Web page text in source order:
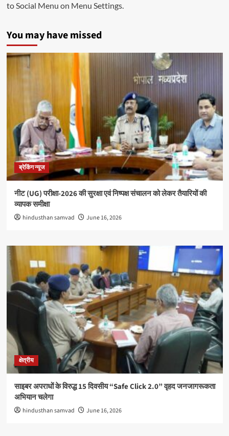
to Social Menu on Menu Settings.
You may have missed
ब्रेकिंग न्यूज
नीट (UG) परीक्षा-2026 की सुरक्षा एवं निष्पक्ष संचालन को लेकर तैयारियों की
व्यापक समीक्षा
hindusthan samvad June 16, 2026
क्षेत्रीय
साइबर अपराधों के विरुद्ध 15 दिवसीय “Safe Click 2.0” वृहद जनजागरूकता
अभियान चलेगा
hindusthan samvad June 16, 2026